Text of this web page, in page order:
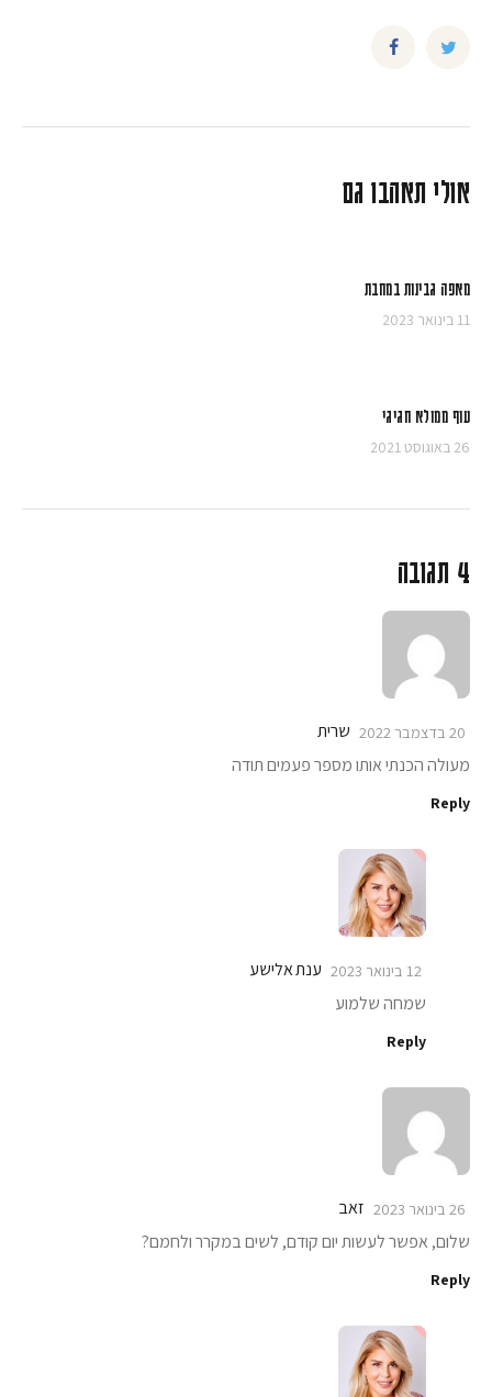
אולי תאהבו גם
מאפה גבינות במחבת
11 בינואר 2023
עוף ממולא חגיגי
26 באוגוסט 2021
4 תגובה
שרית 20 בדצמבר 2022
מעולה הכנתי אותו מספר פעמים תודה
Reply
ענת אלישע 12 בינואר 2023
שמחה שלמוע
Reply
זאב 26 בינואר 2023
שלום, אפשר לעשות יום קודם, לשים במקרר ולחמם?
Reply